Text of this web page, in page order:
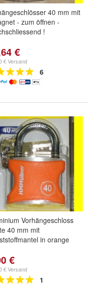
40 mm mit
- zum öffnen -
!
€
€ Versand
6
Vorhängeschloss
40 mm mit
in orange
€
€ Versand
1